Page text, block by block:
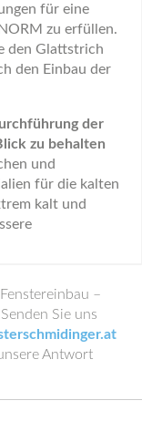
für eine
zu erfüllen.
den Glattstrich
den Einbau der
der
zu behalten
und
für die kalten
kalt und
–
Sie uns
Antwort